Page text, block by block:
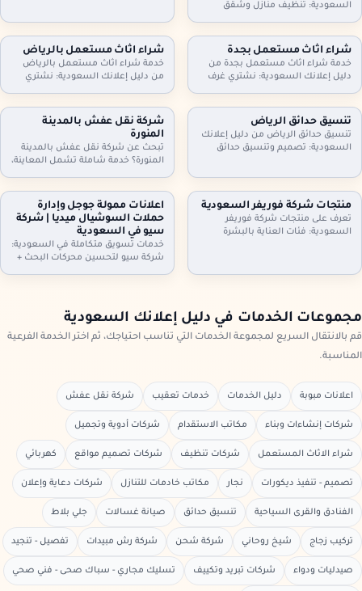
السعودية: تنظيف منازل وشقق
وتعقيم الخزانات. خدمة مرنة وزيارات
دورية وعقود للمنشآت. اتصل الآن
لحجز الموعد.
شراء اثاث مستعمل بجدة
خدمة شراء اثاث مستعمل بجدة من
دليل إعلانك السعودية: نشتري غرف
وتقييم عادل، فك ونقل سريع،
واستلام فوري. تواصل الآن لتحديد
الموعد.
شراء اثاث مستعمل بالرياض
خدمة شراء اثاث مستعمل بالرياض
من دليل إعلانك السعودية: نشتري
مكاتب، ومحتويات شقق وفلل كاملة.
معاينة وتقييم عادل، فك ونقل،
واستلام سريع. تواصل الآن.
تنسيق حدائق الرياض
تنسيق حدائق الرياض من دليل إعلانك
السعودية: تصميم وتنسيق حدائق
بالتنقيط، شلالات ونوافير وصيانة
شهرية. اطلب معاينة وخطة تصميم
تناسب مساحتك
شركة نقل عفش بالمدينة
المنورة
تبحث عن شركة نقل عفش بالمدينة
المنورة؟ خدمة شاملة تشمل المعاينة،
للأدوار وتخزين مؤقت عند الحاجة. دليل
إعلانك السعودية يساعدك تختار
الخدمة المناسبة وتعرف خطوات النقل
والتسعير
منتجات شركة فوريفر السعودية
تعرف على منتجات شركة فوريفر
السعودية: فئات العناية بالبشرة
إعلانك السعودية.
اعلانات ممولة جوجل وإدارة
حملات السوشيال ميديا | شركة
سيو في السعودية
خدمات تسويق متكاملة في السعودية:
شركة سيو لتحسين محركات البحث +
مستمر لرفع العملاء والمبيعات مع
دليل إعلانك السعودية
مجموعات الخدمات في دليل إعلانك السعودية
قم بالانتقال السريع لمجموعة الخدمات التي تناسب احتياجك، ثم اختر الخدمة الفرعية
المناسبة.
اعلانات مبوبة دليل الخدمات خدمات تعقيب شركة نقل عفش
شركات إنشاءات وبناء مكاتب الاستقدام شركات أدوية وتجميل
شراء الاثاث المستعمل شركات تنظيف شركات تصميم مواقع كهربائي
تصميم - تنفيذ ديكورات نجار مكاتب خادمات للتنازل شركات دعاية وإعلان
الفنادق والقرى السياحية تنسيق حدائق صيانة غسالات جلي بلاط
تركيب زجاج شيخ روحاني شركة شحن شركة رش مبيدات تفصيل - تنجيد
صيدليات ودواء شركات تبريد وتكييف تسليك مجاري - سباك صحى - فني صحي